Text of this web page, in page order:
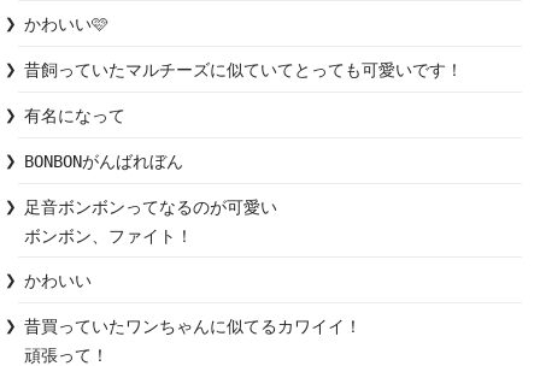
かわいい🩷
昔飼っていたマルチーズに似ていてとっても可愛いです！
有名になって
BONBONがんばれぼん
足音ボンボンってなるのが可愛い
ボンボン、ファイト！
かわいい
昔買っていたワンちゃんに似てるカワイイ！
頑張って！